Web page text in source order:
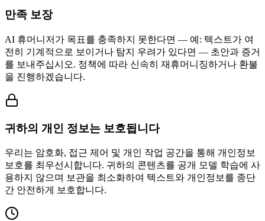
만족 보장
AI 휴머니저가 목표를 충족하지 못한다면 — 예: 텍스트가 여
전히 기계적으로 보이거나 탐지 우려가 있다면 — 초안과 증거
를 보내주십시오. 정책에 따라 신속히 재휴머니징하거나 환불
을 진행하겠습니다.
귀하의 개인 정보는 보호됩니다
우리는 암호화, 접근 제어 및 개인 작업 공간을 통해 개인정보
보호를 최우선시합니다. 귀하의 콘텐츠를 공개 모델 학습에 사
용하지 않으며 보관을 최소화하여 텍스트와 개인정보를 종단
간 안전하게 보호합니다.